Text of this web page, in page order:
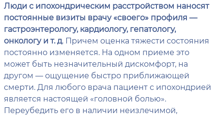
Люди с ипохондрическим расстройством наносят
постоянные визиты врачу «своего» профиля —
гастроэнтерологу, кардиологу, гепатологу,
онкологу и т. д. Причем оценка тяжести состояния
постоянно изменяется. На одном приеме это
может быть незначительный дискомфорт, на
другом — ощущение быстро приближающей
смерти. Для любого врача пациент с ипохондрией
является настоящей «головной болью».
Переубедить его в наличии неизлечимой,